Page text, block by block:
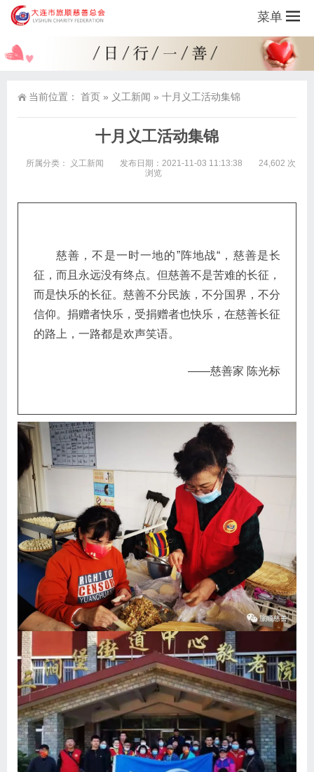
菜单
当前位置： 首页 » 义工新闻 » 十月义工活动集锦
十月义工活动集锦
所属分类： 义工新闻 发布日期：2021-11-03 11:13:38
24,602 次
浏览
慈善，不是一时一地的”阵地战“，慈善是长
征，而且永远没有终点。但慈善不是苦难的长征，
而是快乐的长征。慈善不分民族，不分国界，不分
信仰。捐赠者快乐，受捐赠者也快乐，在慈善长征
的路上，一路都是欢声笑语。
——慈善家 陈光标